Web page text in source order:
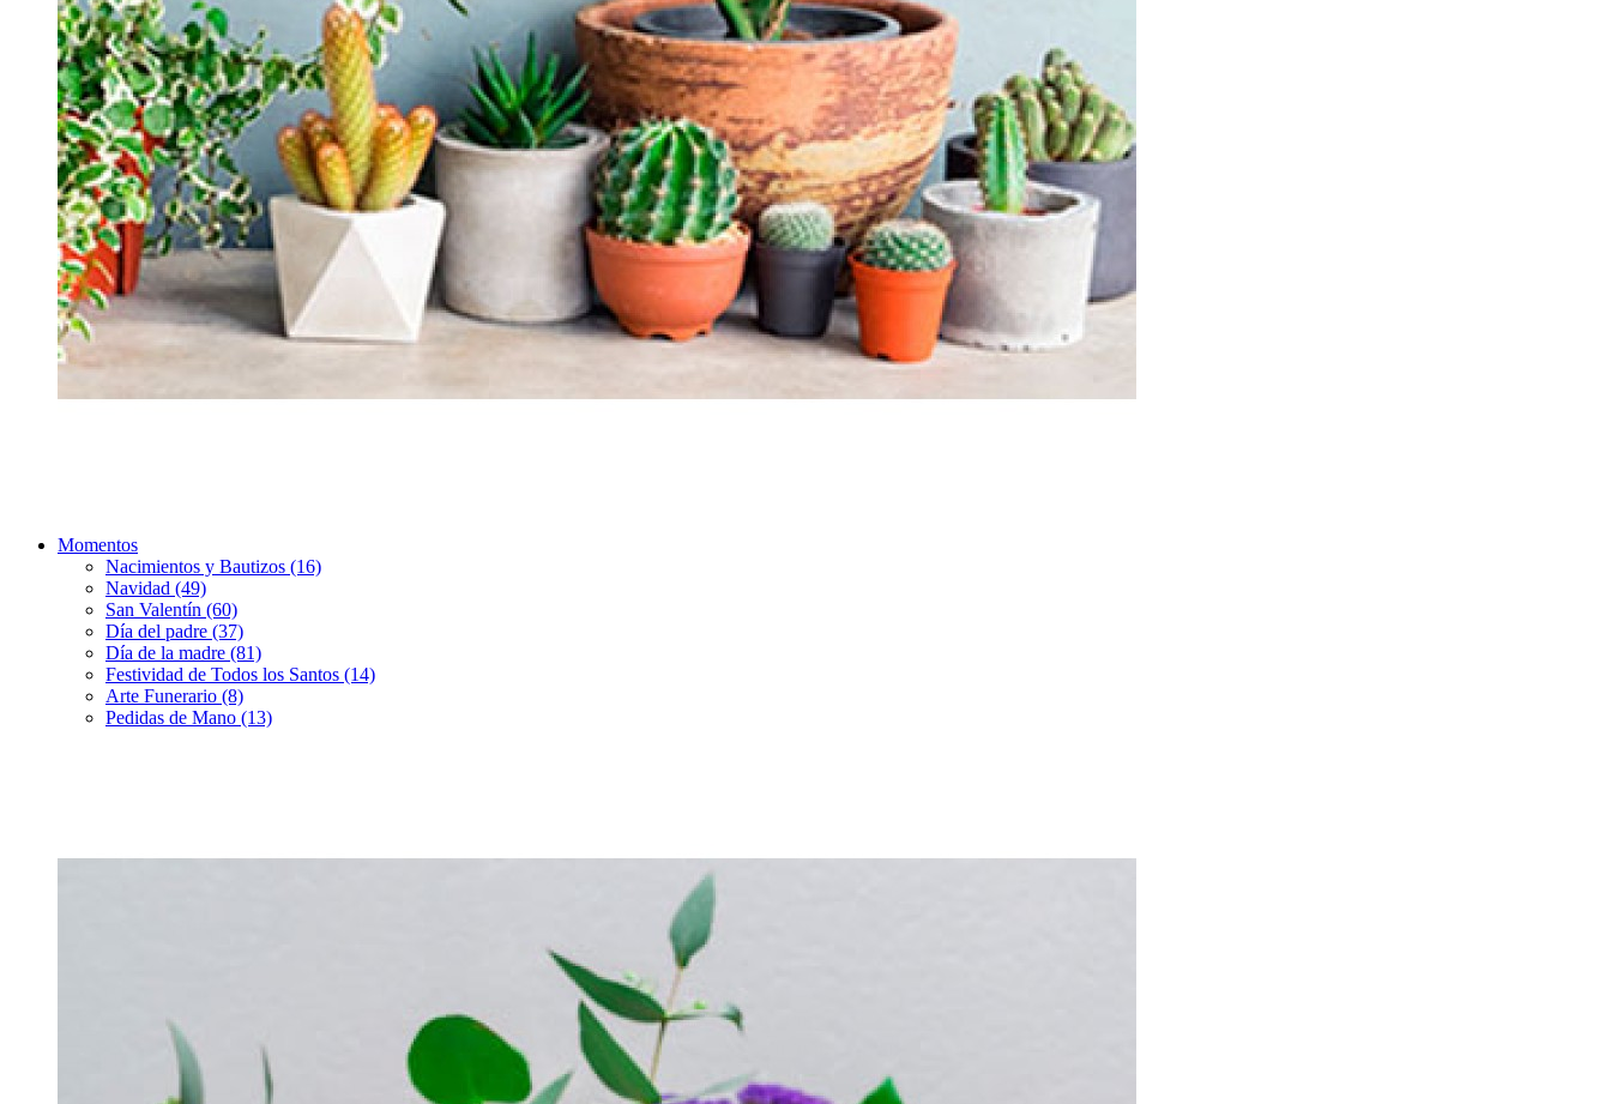
Momentos
Nacimientos y Bautizos (16)
Navidad (49)
San Valentín (60)
Día del padre (37)
Día de la madre (81)
Festividad de Todos los Santos (14)
Arte Funerario (8)
Pedidas de Mano (13)